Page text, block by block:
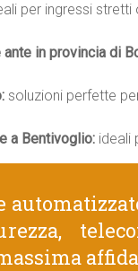
per ingressi
in provincia di
soluzioni perfette
a Bentivoglio: ideali